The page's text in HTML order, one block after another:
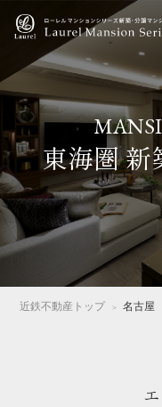
東海圏
近鉄不動産トップ 名古屋